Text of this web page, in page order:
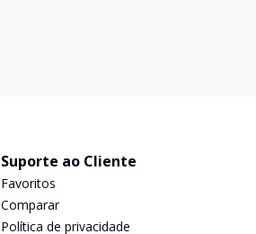
Suporte ao Cliente
Favoritos
Comparar
Política de privacidade